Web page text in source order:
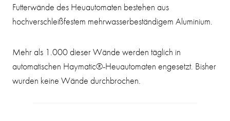
Futterwände des Heuautomaten bestehen aus
hochverschleißfestem mehrwasserbeständigem Aluminium.
Mehr als 1.000 dieser Wände werden täglich in
automatischen Haymatic®-Heuautomaten engesetzt. Bisher
wurden keine Wände durchbrochen.